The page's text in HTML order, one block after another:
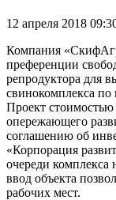
12 апреля 2018
Компания
преференции
репродуктора для
свинокомплекса по
Проект стоимостью
опережающего
соглашению об
«Корпорация
очереди комплекса
ввод объекта
рабочих мест.